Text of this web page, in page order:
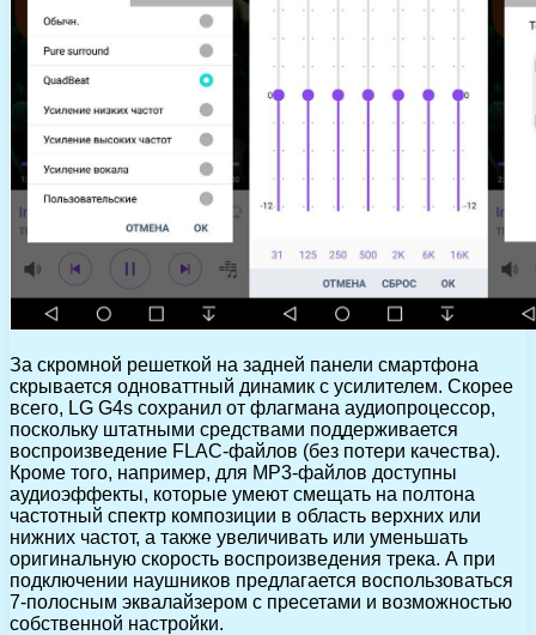
За скромной решеткой на задней панели смартфона
скрывается одноваттный динамик с усилителем. Скорее
всего, LG G4s сохранил от флагмана аудиопроцессор,
поскольку штатными средствами поддерживается
воспроизведение FLAC-файлов (без потери качества).
Кроме того, например, для MP3-файлов доступны
аудиоэффекты, которые умеют смещать на полтона
частотный спектр композиции в область верхних или
нижних частот, а также увеличивать или уменьшать
оригинальную скорость воспроизведения трека. А при
подключении наушников предлагается воспользоваться
7-полосным эквалайзером с пресетами и возможностью
собственной настройки.